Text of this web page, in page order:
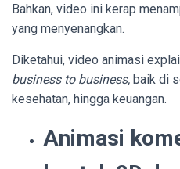
Bahkan, video ini kerap
yang menyenangkan.
Diketahui, video animasi
business to business, baik di
kesehatan, hingga keuangan.
Animasi